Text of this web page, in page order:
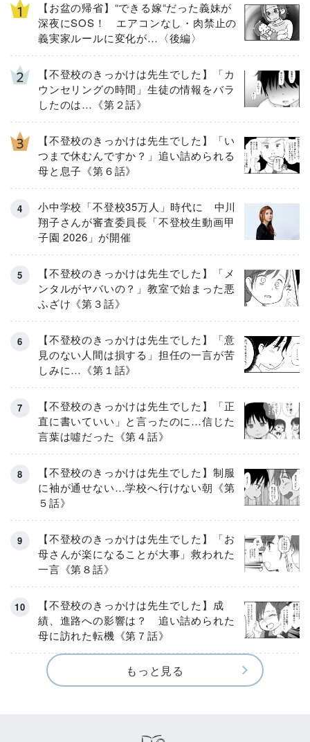
【お盆の帰省】“できる嫁“だった義妹が
深夜にSOS！ エアコンなし・肉禁止の
義実家ルールに変化が…〈後編〉
【不登校のきっかけは先生でした】「カ
ウンセリングの時間」生徒の情報をバラ
したのは…《第２話》
【不登校のきっかけは先生でした】「い
つまで休むんですか？」追い詰められる
母と息子《第６話》
小中学校「不登校35万人」時代に 中川
翔子さんが審査委員長「不登校生動画甲
子園 2026」が開催
【不登校のきっかけは先生でした】「メ
ンタルがヤバいの？」教室で始まった悪
ふざけ《第３話》
【不登校のきっかけは先生でした】「意
見のない人間は損する」担任の一言が苦
しみに…《第１話》
【不登校のきっかけは先生でした】「正
直に書いていい」と言ったのに…信じた
言葉は噓だった《第４話》
【不登校のきっかけは先生でした】制服
に袖が通せない…学校へ行けない朝《第
５話》
【不登校のきっかけは先生でした】「お
母さんが楽になることが大事」救われた
一言《第８話》
【不登校のきっかけは先生でした】成
績、進路への影響は？ 追い詰められた
母に訪れた転機《第７話》
もっと見る